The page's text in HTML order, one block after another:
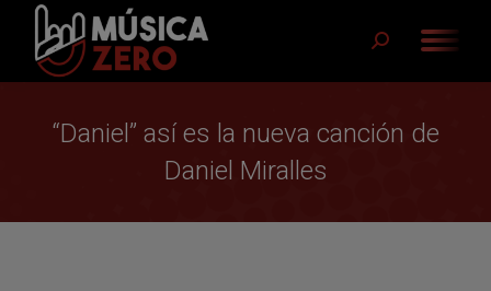
Buscar:
“Daniel” así es la nueva canción de
Daniel Miralles